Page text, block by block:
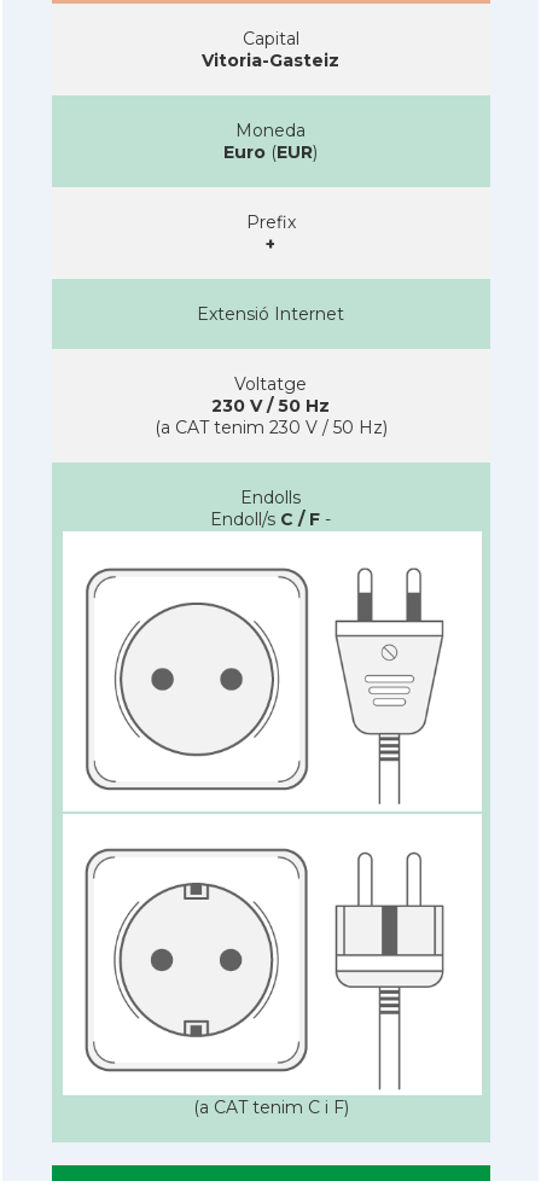
Capital
Vitoria-Gasteiz
Moneda
Euro (EUR)
Prefix
+
Extensió Internet
Voltatge
230 V / 50 Hz
(a CAT tenim 230 V / 50 Hz)
Endolls
Endoll/s C / F -
(a CAT tenim C i F)